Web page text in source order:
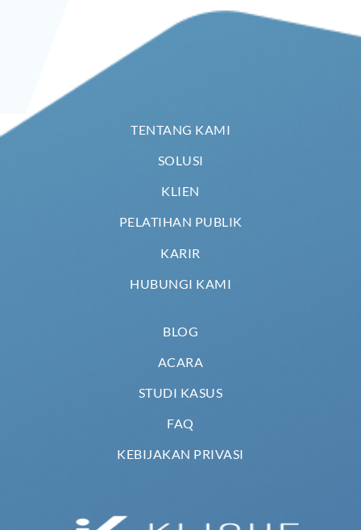
TENTANG KAMI
SOLUSI
KLIEN
PELATIHAN PUBLIK
KARIR
HUBUNGI KAMI
BLOG
ACARA
STUDI KASUS
FAQ
KEBIJAKAN PRIVASI